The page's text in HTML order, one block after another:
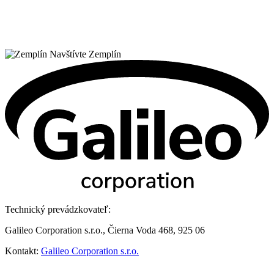
Navštívte Zemplín
Technický prevádzkovateľ:
Galileo Corporation s.r.o., Čierna Voda 468, 925 06
Kontakt: Galileo Corporation s.r.o.